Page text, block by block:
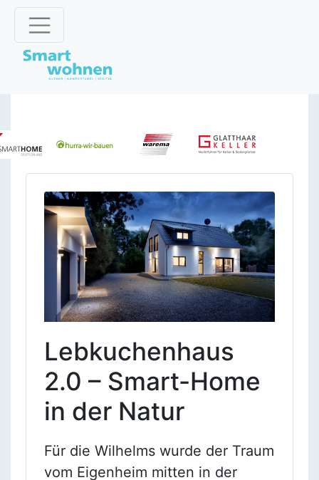
Lebkuchenhaus
2.0 – Smart-Home
in der Natur
Für die Wilhelms wurde der Traum
vom Eigenheim mitten in der